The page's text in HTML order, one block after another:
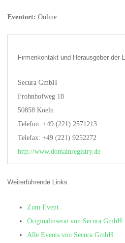
Eventort: Online
Firmenkontakt und Herausgeber der
Secura GmbH
Frohnhofweg 18
50858 Koeln
Telefon: +49 (221) 2571213
Telefax: +49 (221) 9252272
http://www.domainregistry.de
Weiterführende Links
Zum Event
Originalinserat von Secura GmbH
Alle Events von Secura GmbH